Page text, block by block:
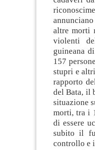
altre morti
violenti
guineana
157
stupri e
rapporto
del Bata, il
situazione
morti, tra i
di essere
subito il
controllo e